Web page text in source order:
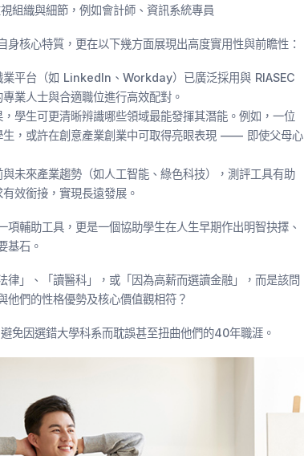
組織與細節，例如會計師、資訊系統專員
核心特質，更在以下幾方面展現出高度實用性與前瞻性：
業平台（如 LinkedIn、Workday）已廣泛採用與 RIASEC
業人士與合適職位進行高效配對。
學生可更清晰辨識哪些領域最能發揮其潛能。例如，一位
生，或許在創意產業創業中可取得亮眼表現 —— 即使父母心
未來產業趨勢（如人工智能、綠色科技），測評工具有助
效銜接，實現長遠發展。
項輔助工具，更是一個協助學生在人生早期作出明智抉擇、
基石。
律」、「讀醫科」，或「因為高薪而選讀金融」，而是該問
他們的性格優勢及核心價值觀相符？
免因選錯大學科系而耽誤甚至扭曲他們的40年職涯。